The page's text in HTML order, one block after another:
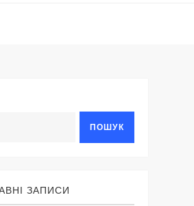
ПОШУК
ЗАПИСИ